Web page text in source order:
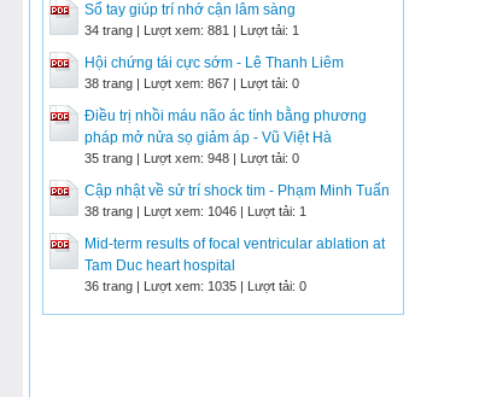
Sổ tay giúp trí nhớ cận lâm sàng
34 trang | Lượt xem: 881 | Lượt tải: 1
Hội chứng tái cực sớm - Lê Thanh Liêm
38 trang | Lượt xem: 867 | Lượt tải: 0
Điều trị nhồi máu não ác tính bằng phương
pháp mở nửa sọ giảm áp - Vũ Việt Hà
35 trang | Lượt xem: 948 | Lượt tải: 0
Cập nhật về sử trí shock tim - Phạm Minh Tuấn
38 trang | Lượt xem: 1046 | Lượt tải: 1
Mid-term results of focal ventricular ablation at
Tam Duc heart hospital
36 trang | Lượt xem: 1035 | Lượt tải: 0